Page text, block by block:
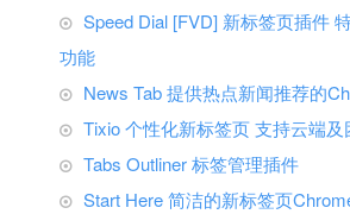
Speed Dial [FVD] 新标签页插件
功能
News Tab 提供热点新闻推荐的
Tixio 个性化新标签页 支持云端
Tabs Outliner 标签管理插件
Start Here 简洁的新标签页